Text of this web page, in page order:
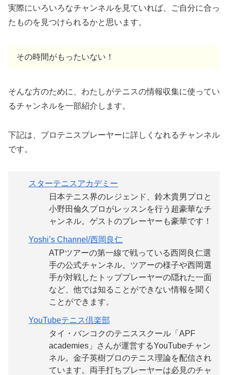
実際にいろいろなチャンネルを見ていれば、ご自分に合っ
たものを見つけられるかと思います。
その時間がもったいない！
そんな方のために、わたしがテニスの情報収集に使ってい
るチャンネルを一部紹介します。
下記は、プロテニスプレーヤーに詳しくなれるチャンネル
です。
スターテニスアカデミー
日本テニス界のレジェンド、鈴木貴男プロと
小野田倫久プロがレッスンを行う超豪華なチ
ャンネル。ゲストのプレーヤーも豪華です！
Yoshi’s Channel/西岡良仁
ATPツアーの第一線で戦っている西岡良仁選
手の公式チャンネル。ツアーの様子や西岡選
手が対戦したトッププレーヤーの隠れた一面
など、他では知ることができない情報を聞く
ことができます。
YouTubeテニス倶楽部
タイ・バンコクのテニススクール「APF
academies」さんが運営するYouTubeチャン
ネル。金子英樹プロのテニス理論を配信され
ています。両手打ちプレーヤーは必見のチャ